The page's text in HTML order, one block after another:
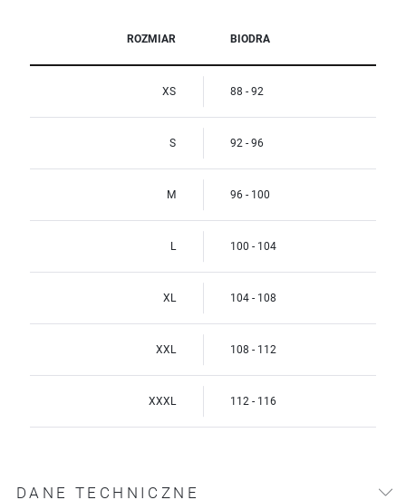
ROZMIAR BIODRA
XS 88 - 92
S 92 - 96
M 96 - 100
L 100 - 104
XL 104 - 108
XXL 108 - 112
XXXL 112 - 116
DANE TECHNICZNE